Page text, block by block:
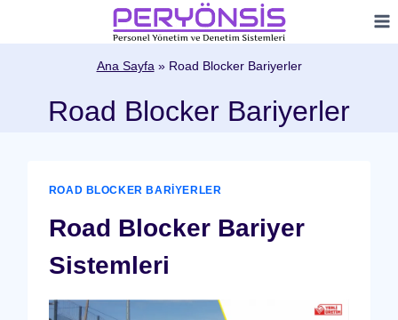
Ana Sayfa» Road Blocker Bariyerler
Road Blocker Bariyerler
ROAD BLOCKER BARIYERLER
Road Blocker Bariyer
Sistemleri